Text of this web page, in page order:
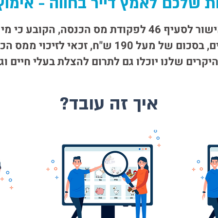
עמותת קרן אור קיבלה אישור לסעיף 46 לפקודת מס
למספר מוסדות ציבוריים, בסכום של מעל 190
שלנו יוכלו גם לתרום להצלת בעלי חיים
איך זה עובד?